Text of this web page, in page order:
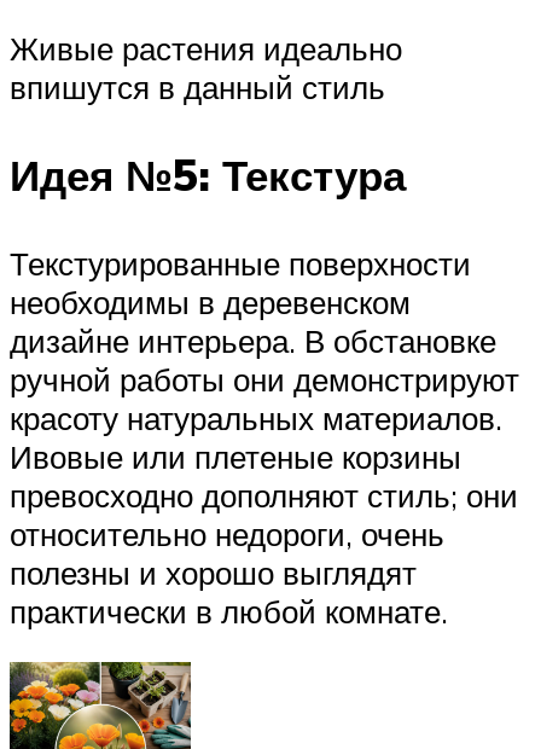
Живые растения идеально
впишутся в данный стиль
Идея №5: Текстура
Текстурированные поверхности
необходимы в деревенском
дизайне интерьера. В обстановке
ручной работы они демонстрируют
красоту натуральных материалов.
Ивовые или плетеные корзины
превосходно дополняют стиль; они
относительно недороги, очень
полезны и хорошо выглядят
практически в любой комнате.